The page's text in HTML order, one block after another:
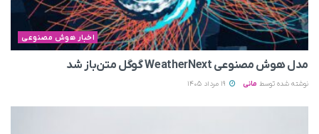
اخبار هوش مصنوعی
مدل هوش مصنوعی WeatherNext گوگل متن‌باز شد
نوشته شده توسط مانی